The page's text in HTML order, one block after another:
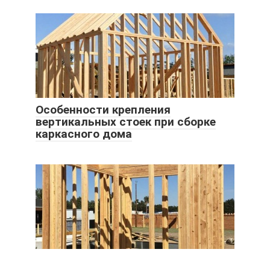
Особенности крепления
вертикальных стоек при сборке
каркасного дома